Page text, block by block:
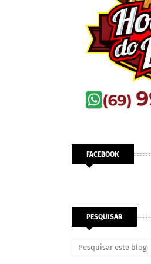
FACEBOOK
PESQUISAR